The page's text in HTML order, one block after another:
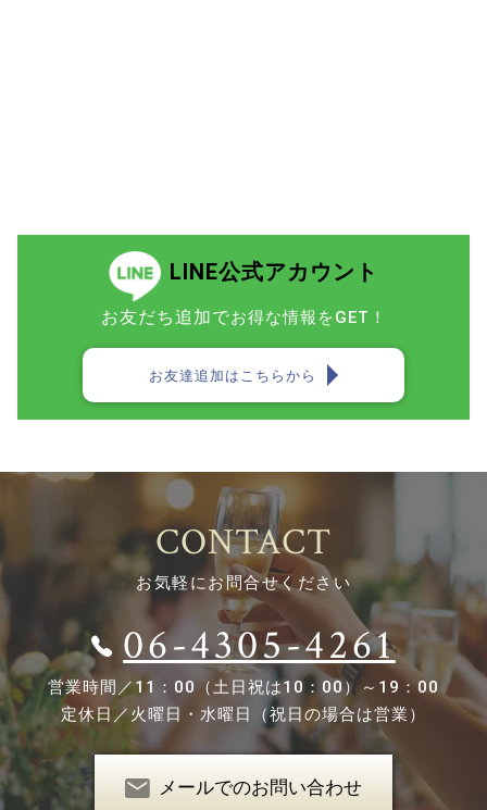
LINE公式アカウント
お友だち追加でお得な情報をGET！
お友達追加はこちらから
CONTACT
お気軽にお問合せください
06-4305-4261
営業時間／11：00（土日祝は10：00）～19：00
定休日／火曜日・水曜日（祝日の場合は営業）
メールでのお問い合わせ